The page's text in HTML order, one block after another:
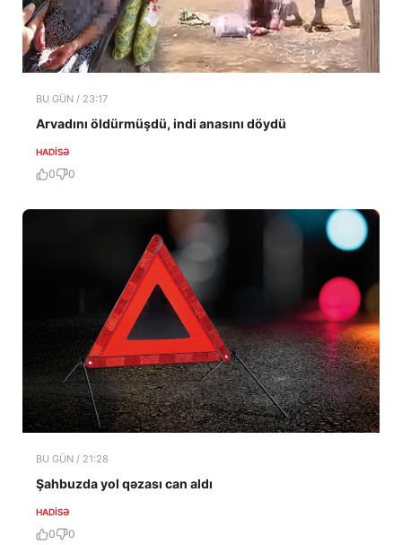
BU GÜN / 23:17
Arvadını öldürmüşdü, indi anasını döydü
HADISƏ
0 0
BU GÜN / 21:28
Şahbuzda yol qəzası can aldı
HADISƏ
0 0